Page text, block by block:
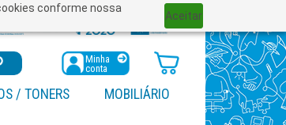
conforme nossa
Aceitar
Minha
conta
/ TONERS MOBILIÁRIO